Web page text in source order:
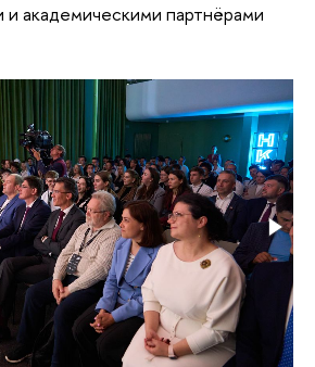
и академическими партнёрами